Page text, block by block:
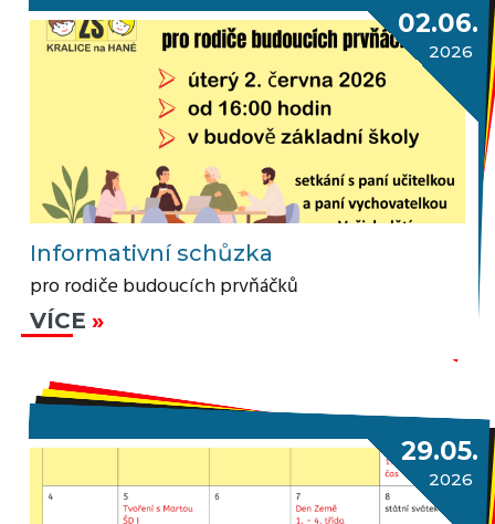
02.06.
2026
Informativní schůzka
pro rodiče budoucích prvňáčků
VÍCE
29.05.
2026